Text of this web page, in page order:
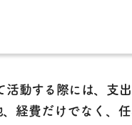
活動する際には、支
経費だけでなく、